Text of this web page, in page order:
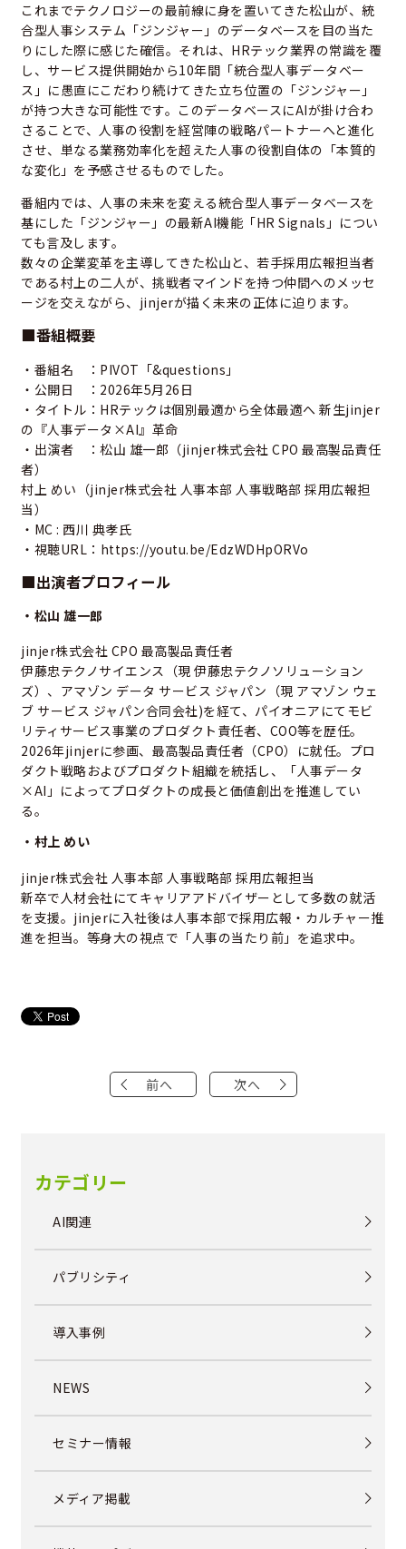
これまでテクノロジーの最前線に身を置いてきた松山が、統
合型人事システム「ジンジャー」のデータベースを目の当た
りにした際に感じた確信。それは、HRテック業界の常識を覆
し、サービス提供開始から10年間「統合型人事データベー
ス」に愚直にこだわり続けてきた立ち位置の「ジンジャー」
が持つ大きな可能性です。このデータベースにAIが掛け合わ
さることで、人事の役割を経営陣の戦略パートナーへと進化
させ、単なる業務効率化を超えた人事の役割自体の「本質的
な変化」を予感させるものでした。
番組内では、人事の未来を変える統合型人事データベースを
基にした「ジンジャー」の最新AI機能「HR Signals」につい
ても言及します。
数々の企業変革を主導してきた松山と、若手採用広報担当者
である村上の二人が、挑戦者マインドを持つ仲間へのメッセ
ージを交えながら、jinjerが描く未来の正体に迫ります。
■番組概要
・番組名 ：PIVOT「&questions」
・公開日 ：2026年5月26日
・タイトル：HRテックは個別最適から全体最適へ 新生jinjer
の『人事データ×AI』革命
・出演者 ：松山 雄一郎（jinjer株式会社 CPO 最高製品責任
者）
村上 めい（jinjer株式会社 人事本部 人事戦略部 採用広報担
当）
・MC : 西川 典孝氏
・視聴URL： https://youtu.be/EdzWDHpORVo
■出演者プロフィール
・松山 雄一郎
jinjer株式会社 CPO 最高製品責任者
伊藤忠テクノサイエンス（現 伊藤忠テクノソリューション
ズ）、アマゾン データ サービス ジャパン（現 アマゾン ウェ
ブ サービス ジャパン合同会社)を経て、パイオニアにてモビ
リティサービス事業のプロダクト責任者、COO等を歴任。
2026年jinjerに参画、最高製品責任者（CPO）に就任。プロ
ダクト戦略およびプロダクト組織を統括し、「人事データ
×AI」によってプロダクトの成長と価値創出を推進してい
る。
・村上 めい
jinjer株式会社 人事本部 人事戦略部 採用広報担当
新卒で人材会社にてキャリアアドバイザーとして多数の就活
を支援。jinjerに入社後は人事本部で採用広報・カルチャー推
進を担当。等身大の視点で「人事の当たり前」を追求中。
前へ 次へ
カテゴリー
AI関連
パブリシティ
導入事例
NEWS
セミナー情報
メディア掲載